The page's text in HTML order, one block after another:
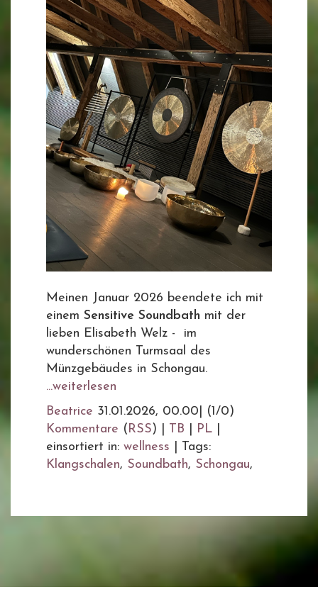
Meinen Januar 2026 beendete ich mit
einem Sensitive Soundbath mit der
lieben Elisabeth Welz - im
wunderschönen Turmsaal des
Münzgebäudes in Schongau.
...weiterlesen
Beatrice 31.01.2026, 00.00
(1/0)
Kommentare ( RSS) | TB PL
einsortiert in: wellness
Tags:
Klangschalen, Soundbath, Schongau,